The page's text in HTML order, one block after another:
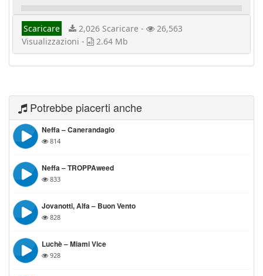
Scaricare 2,026 Scaricare -
26,563
Visualizzazioni -
2.64 Mb
Potrebbe piacerti anche
Neffa – Canerandagio
814
Neffa – TROPPAweed
833
Jovanotti, Alfa – Buon Vento
828
Luchè – Miami Vice
928